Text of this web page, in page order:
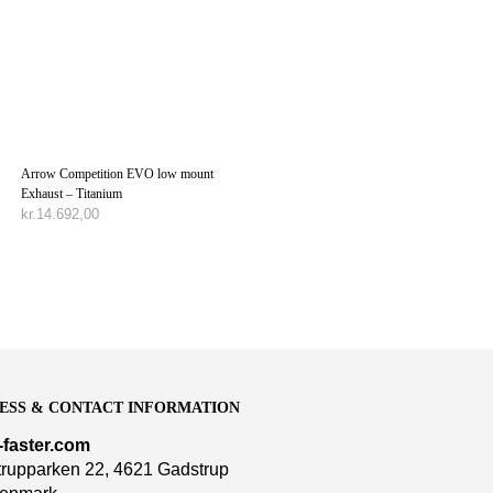
Arrow Competition EVO low mount
Exhaust – Titanium
kr.14.692,00
& CONTACT INFORMATION
faster.com
22, 4621 Gadstrup